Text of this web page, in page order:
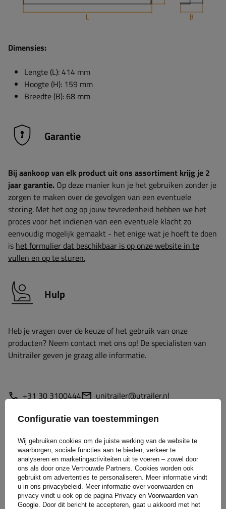
Dimensies:
Lengte (L): 414 mm
Hoogte (H): 159 mm
Breedte (B): 68 mm
Garantie
Bij aankoop van elk product uit ons assortiment krijg je 2
jaar garantie. Op deze manier kun je het gebruiken zonder je
zorgen te maken over de gevolgen van een eventuele
storing. Met het oog op jouw tevredenheid hebben we het
proces voor het indienen van een eventuele klacht zo
eenvoudig mogelijk gemaakt - het enige wat je hoeft te doen
is het formulier dat beschikbaar is op onze website in te
vullen en op te sturen.
Hulp
Heb je vragen over de keuze of het gebruik van onze
producten? Neem contact met ons op! De specialisten van
Unitrailer geven je graag alle informatie.
+31 30 3100444 unitrailer@utrailer.nl
Specificaties
Levering
Configuratie van toestemmingen
Wij gebruiken cookies om de juiste werking van de website te
waarborgen, sociale functies aan te bieden, verkeer te
analyseren en marketingactiviteiten uit te voeren – zowel door
ons als door onze Vertrouwde Partners. Cookies worden ook
gebruikt om advertenties te personaliseren. Meer informatie vindt
u in ons privacybeleid . Meer informatie over voorwaarden en
privacy vindt u ook op de pagina Privacy en Voorwaarden van
Google . Door dit bericht te accepteren, gaat u akkoord met het